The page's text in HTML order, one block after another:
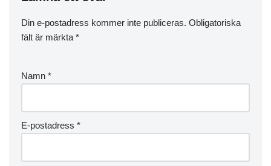
Din e-postadress kommer inte publiceras. Obligatoriska
fält är märkta *
Namn *
E-postadress *